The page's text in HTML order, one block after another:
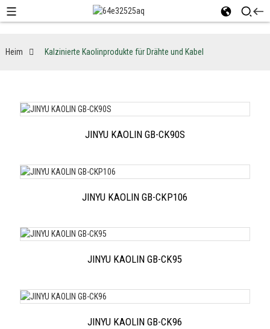
Heim Kalzinierte Kaolinprodukte für Drähte und Kabel
JINYU KAOLIN GB-CK90S
JINYU KAOLIN GB-CKP106
JINYU KAOLIN GB-CK95
JINYU KAOLIN GB-CK96